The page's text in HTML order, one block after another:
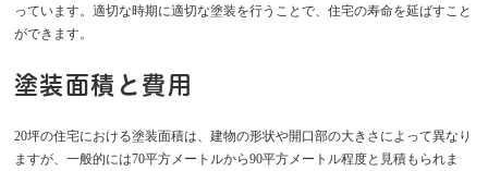
っています。適切な時期に適切な塗装を行うことで、住宅の寿命を延ばすこと
ができます。
塗装面積と費用
20坪の住宅における塗装面積は、建物の形状や開口部の大きさによって異なり
ますが、一般的には70平方メートルから90平方メートル程度と見積もられま